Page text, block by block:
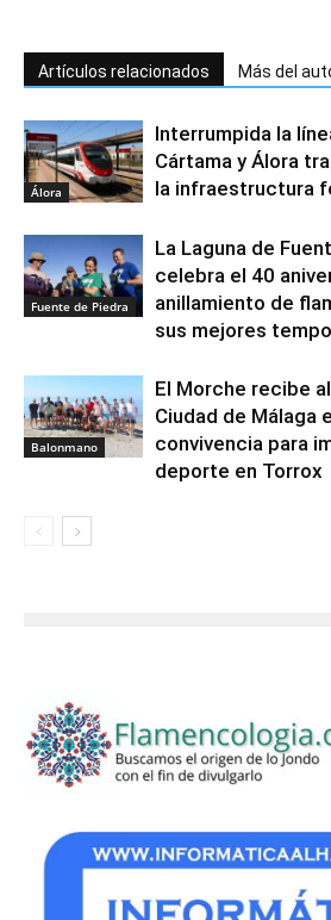
Artículos relacionados Más del
Álora
Interrumpida la
Cártama y Álora
la infraestructura
Fuente de Piedra
La Laguna de
celebra el 40
anillamiento de
sus mejores
Balonmano
El Morche recibe
Ciudad de Málaga
convivencia para
deporte en Torrox